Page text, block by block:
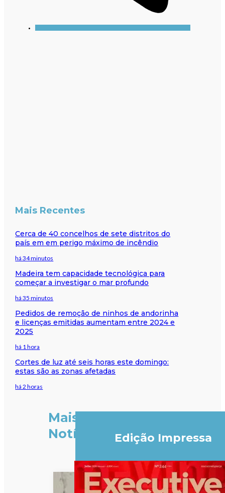
Mais Recentes
Cerca de 40 concelhos de sete distritos do
país em em perigo máximo de incêndio
há 34 minutos
Madeira tem capacidade tecnológica para
começar a investigar o mar profundo
há 35 minutos
Pedidos de remoção de ninhos de andorinha
e licenças emitidas aumentam entre 2024 e
2025
há 1 hora
Cortes de luz até seis horas este domingo:
estas são as zonas afetadas
há 2 horas
Mais
Notícias
Edição Impressa